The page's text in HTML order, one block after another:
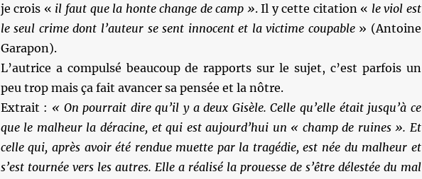
je crois « il faut que la honte change de camp ». Il y cette citation « le viol est
le seul crime dont l’auteur se sent innocent et la victime coupable» (Antoine
Garapon).
L’autrice a compulsé beaucoup de rapports sur le sujet, c’est parfois un
peu trop mais ça fait avancer sa pensée et la nôtre.
Extrait : « On pourrait dire qu’il y a deux Gisèle. Celle qu’elle était jusqu’à ce
que le malheur la déracine, et qui est aujourd’hui un « champ de ruines ». Et
celle qui, après avoir été rendue muette par la tragédie, est née du malheur et
s’est tournée vers les autres. Elle a réalisé la prouesse de s’être délestée du mal